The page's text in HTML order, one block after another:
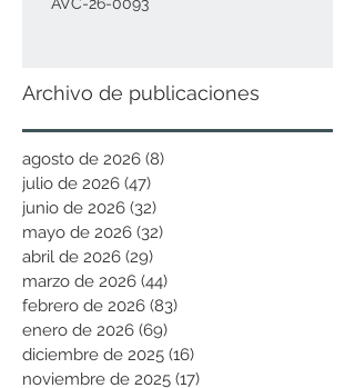
Archivo de publicaciones
agosto de 2026 (8)
julio de 2026 (47)
junio de 2026 (32)
mayo de 2026 (32)
abril de 2026 (29)
marzo de 2026 (44)
febrero de 2026 (83)
enero de 2026 (69)
diciembre de 2025 (16)
noviembre de 2025 (17)